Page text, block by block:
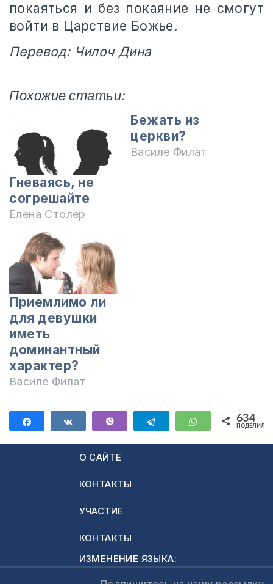
покаяться и без покаяние не смогут
войти в Царствие Божье.
Перевод: Чилоч Дина
Похожие статьи:
Гневаясь, не
согрешайте
Елена Столер
Бежать из
церкви?
Василе Филат
Приемлимо ли
для девушки
иметь
доминантный
характер?
Василе Филат
ПоделитьсяПоделиться Telegram WhatsApp
634
О САЙТЕ
КОНТАКТЫ
УЧАСТИЕ
КОНТАКТЫ
ИЗМЕНЕНИЕ ЯЗЫКА: